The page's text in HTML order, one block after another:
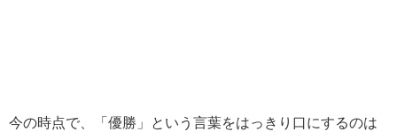
今の時点で、「優勝」という言葉をはっきり口にするのは